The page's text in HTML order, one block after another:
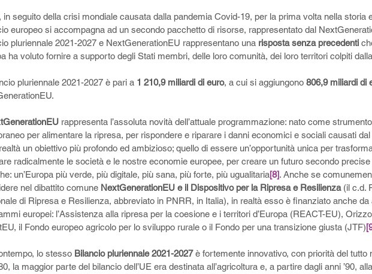
in seguito della crisi mondiale causata dalla pandemia Covid-19, per la prima volta nella storia
europeo si accompagna ad un secondo pacchetto di risorse, rappresentato dal
pluriennale 2021-2027 e NextGenerationEU rappresentano una risposta senza precedenti
ha voluto fornire a supporto degli Stati membri, delle loro comunità, dei loro territori colpiti
pluriennale 2021-2027 è pari a 1 210,9 miliardi di euro, a cui si aggiungono 806,9 miliardi di
rappresenta l’assoluta novità dell’attuale programmazione: nato come strumento
per alimentare la ripresa, per rispondere e riparare i danni economici e sociali causati
un obiettivo più profondo ed ambizioso; quello di essere un’opportunità unica per
radicalmente le società e le nostre economie europee, per creare un futuro secondo
un’Europa più verde, più digitale, più sana, più forte, più ugualitaria[8]. Anche se
nel dibattito comune NextGenerationEU e il Dispositivo per la Ripresa e Resilienza (il c.d.
di Ripresa e Resilienza, abbreviato in PNRR, in Italia), in realtà esso è finanziato anche da
europei: l’Assistenza alla ripresa per la coesione e i territori d’Europa (REACT-EU),
il Fondo europeo agricolo per lo sviluppo rurale o il Fondo per una transizione giusta (JTF)
lo stesso Bilancio pluriennale 2021-2027 è fortemente innovativo, con priorità del tutto
la maggior parte del bilancio dell’UE era destinata all’agricoltura e, a partire dagli anni ’90, alla